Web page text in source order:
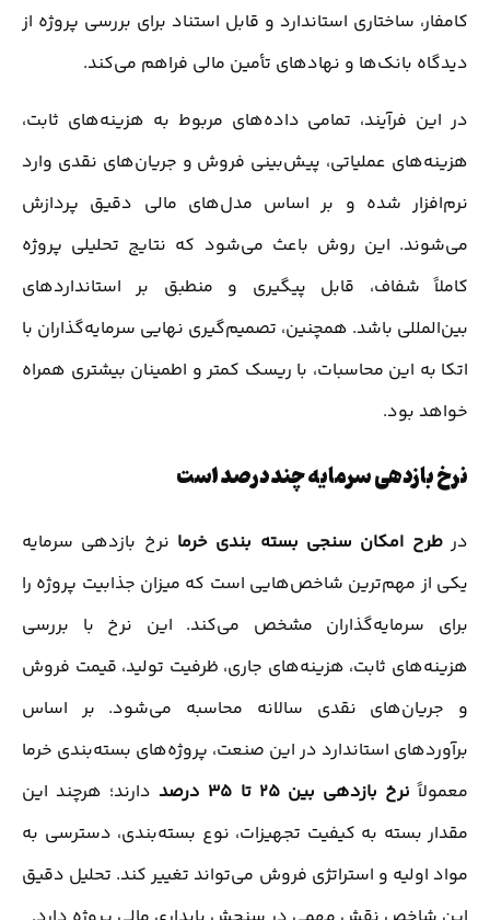
کامفار، ساختاری استاندارد و قابل استناد برای بررسی پروژه از
دیدگاه بانک‌ها و نهادهای تأمین مالی فراهم می‌کند.
در این فرآیند، تمامی داده‌های مربوط به هزینه‌های ثابت،
هزینه‌های عملیاتی، پیش‌بینی فروش و جریان‌های نقدی وارد
نرم‌افزار شده و بر اساس مدل‌های مالی دقیق پردازش
می‌شوند. این روش باعث می‌شود که نتایج تحلیلی پروژه
کاملاً شفاف، قابل ‌پیگیری و منطبق بر استانداردهای
بین‌المللی باشد. همچنین، تصمیم‌گیری نهایی سرمایه‌گذاران با
اتکا به این محاسبات، با ریسک کمتر و اطمینان بیشتری همراه
خواهد بود.
نرخ بازدهی سرمایه چند درصد است
درطرح امکان سنجی بسته بندی خرما نرخ بازدهی سرمایه
یکی از مهم‌ترین شاخص‌هایی است که میزان جذابیت پروژه را
برای سرمایه‌گذاران مشخص می‌کند. این نرخ با بررسی
هزینه‌های ثابت، هزینه‌های جاری، ظرفیت تولید، قیمت فروش
و جریان‌های نقدی سالانه محاسبه می‌شود. بر اساس
برآوردهای استاندارد در این صنعت، پروژه‌های بسته‌بندی خرما
معمولاً نرخ بازدهی بین 25 تا 35 درصد
دارند؛ هرچند این
مقدار بسته به کیفیت تجهیزات، نوع بسته‌بندی، دسترسی به
مواد اولیه و استراتژی فروش می‌تواند تغییر کند. تحلیل دقیق